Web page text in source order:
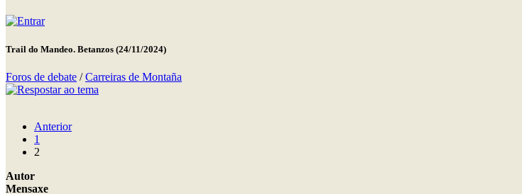
Trail do Mandeo. Betanzos (24/11/2024)
Foros de debate /Carreiras de Montaña
Anterior
1
2
Autor
Mensaxe